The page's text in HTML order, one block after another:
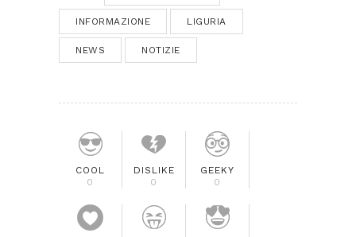
INFORMAZIONE LIGURIA
NEWS NOTIZIE
COOL
0
DISLIKE
0
GEEKY
0